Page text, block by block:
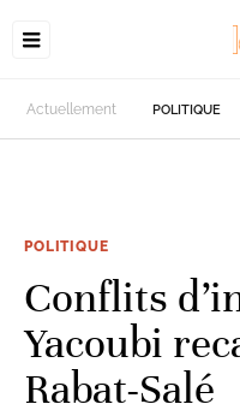
Actuellement POLITIQUE
POLITIQUE
Conflits
Yacoubi
Rabat-Salé